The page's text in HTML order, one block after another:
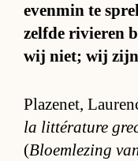
even­min te
zelfde ri­vie­ren
wij niet; wij
Pla­ze­net,
la lit­té­ra­ture
(Bloem­le­zing